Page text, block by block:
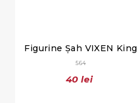
Figurine Șah VIXEN King
564
40 lei